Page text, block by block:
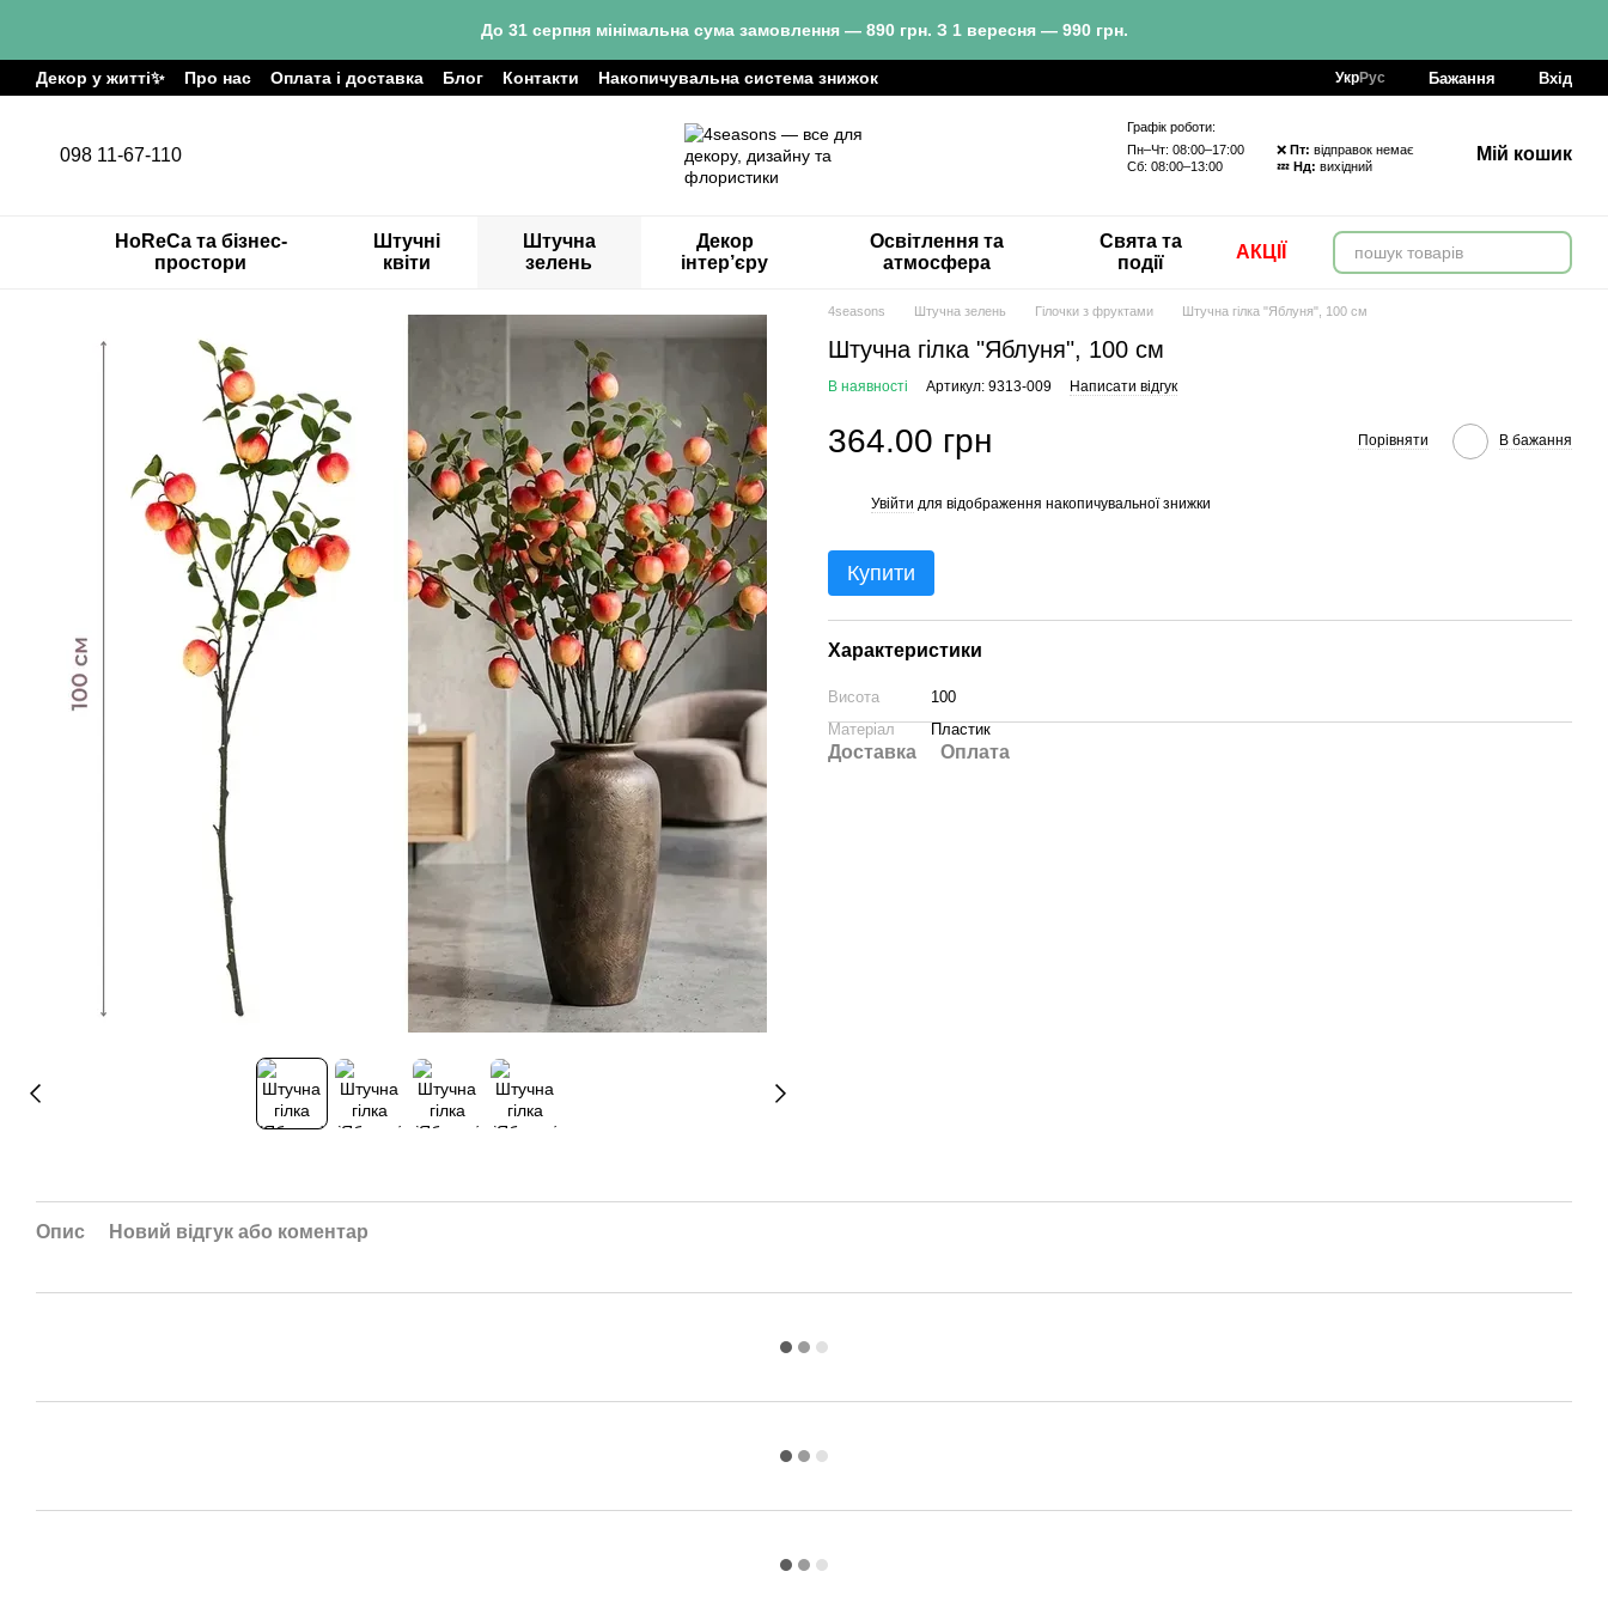
До 31 серпня мінімальна сума замовлення — 890 грн. З 1 вересня — 990 грн.
Декор у житті✨ Про нас Оплата і доставка Блог Контакти Накопичувальна система знижок УкрРус Бажання Вхід
098 11-67-110
Графік роботи:
Пн–Чт: 08:00–17:00 ❌ Пт: відправок немає
Сб: 08:00–13:00 💤 Нд: вихідний
Мій кошик
HoReCa та бізнес-
простори
Штучні
квіти
Штучна
зелень
Декор
інтер’єру
Освітлення та
атмосфера
Свята та
події
АКЦІЇ
4seasons Штучна зелень Гілочки з фруктами Штучна гілка "Яблуня", 100 см
Штучна гілка "Яблуня", 100 см
В наявності Артикул: 9313-009 Написати відгук
364.00 грн Порівняти В бажання
Увійти для відображення накопичувальної знижки
Купити
Характеристики
Висота
100
Матеріал
Пластик
Доставка Оплата
Опис Новий відгук або коментар